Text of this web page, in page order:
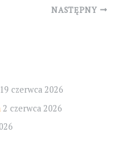
NASTĘPNY
19 czerwca 2026
2 czerwca 2026